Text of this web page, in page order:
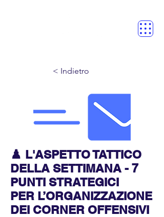
< Indietro
♟️ L'ASPETTO TATTICO
DELLA SETTIMANA - 7
PUNTI STRATEGICI
PER L’ORGANIZZAZIONE
DEI CORNER OFFENSIVI